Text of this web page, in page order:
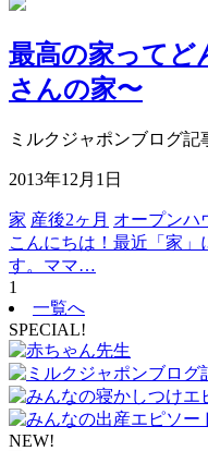
最高の家ってど
さんの家〜
ミルクジャポンブログ記
2013年12月1日
家 産後2ヶ月 オープンハ
こんにちは！最近「家」
す。ママ…
1
一覧へ
SPECIAL!
NEW!